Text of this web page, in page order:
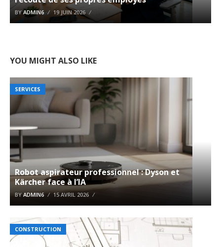
BYADMIN6 19 JUIN 2026
YOU MIGHT ALSO LIKE
SERVICES
Robot aspirateur professionnel : Dyson et
Kärcher face à l’IA
BYADMIN6 15 AVRIL 2026
CONSTRUCTION